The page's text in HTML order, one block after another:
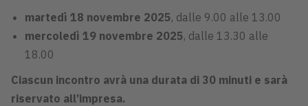
martedì 18 novembre 2025, dalle 9.00 alle 13.00
mercoledì 19 novembre 2025, dalle 13.30 alle
18.00
Ciascun incontro avrà una durata di 30 minuti e sarà
riservato all’impresa.